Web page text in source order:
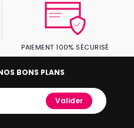
PAIEMENT 100% SÉCURISÉ
BONS PLANS
Valider